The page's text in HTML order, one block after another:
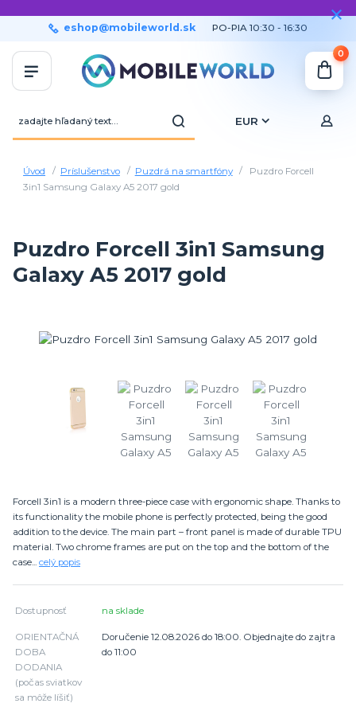
EUR
eshop@mobileworld.sk PO-PIA 10:30 - 16:30
0
Úvod Príslušenstvo Puzdrá na smartfóny
Puzdro Forcell
3in1 Samsung Galaxy A5 2017 gold
Puzdro Forcell 3in1 Samsung
Galaxy A5 2017 gold
Forcell 3in1 is a modern three-piece case with ergonomic shape. Thanks to
its functionality the mobile phone is perfectly protected, being the good
addition to the device. The main part – front panel is made of durable TPU
material. Two chrome frames are put on the top and the bottom of the
case... celý popis
Dostupnosť na sklade
ORIENTAČNÁ
DOBA
DODANIA
(počas sviatkov
sa môže líšiť)
Doručenie 12.08.2026 do 18:00. Objednajte do zajtra
do 11:00